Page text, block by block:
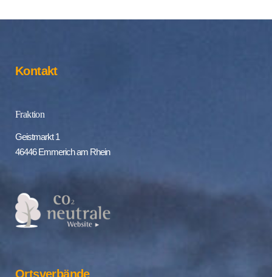
Kontakt
Fraktion
Geistmarkt 1
46446 Emmerich am Rhein
Ortsverbände